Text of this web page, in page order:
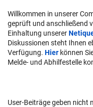
Willkommen in unserer
geprüft und anschließend
Einhaltung unserer
Diskussionen steht Ihnen
Verfügung. Hier können
Melde- und Abhilfestelle
User-Beiträge geben nicht